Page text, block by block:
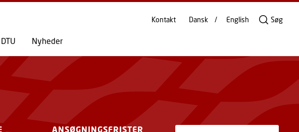
ENTER).
Nyheder
Kontakt Dansk English Søg
ANSØGNINGSFRISTER